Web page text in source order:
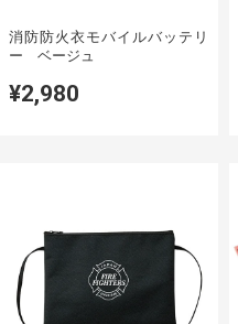
消防防火衣モバイルバッテリ
ー ベージュ
¥2,980